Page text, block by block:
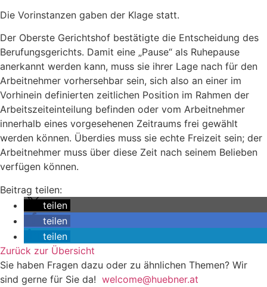
Die Vorinstanzen gaben der Klage statt.
Der Oberste Gerichtshof bestätigte die Entscheidung des
Berufungsgerichts. Damit eine „Pause“ als Ruhepause
anerkannt werden kann, muss sie ihrer Lage nach für den
Arbeitnehmer vorhersehbar sein, sich also an einer im
Vorhinein definierten zeitlichen Position im Rahmen der
Arbeitszeiteinteilung befinden oder vom Arbeitnehmer
innerhalb eines vorgesehenen Zeitraums frei gewählt
werden können. Überdies muss sie echte Freizeit sein; der
Arbeitnehmer muss über diese Zeit nach seinem Belieben
verfügen können.
Beitrag teilen:
teilen
teilen
teilen
Zurück zur Übersicht
Sie haben Fragen dazu oder zu ähnlichen Themen? Wir
sind gerne für Sie da! welcome@huebner.at